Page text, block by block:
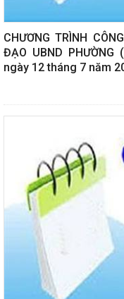
CHƯƠNG TRÌNH
ĐẠO UBND
ngày 12 tháng 7 năm